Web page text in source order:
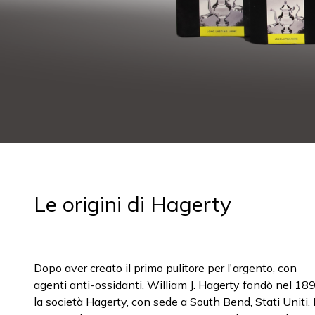
Le origini di Hagerty
Dopo aver creato il primo pulitore per l'argento, con
agenti anti-ossidanti, William J. Hagerty fondò nel
la società Hagerty, con sede a South Bend, Stati Uniti. I